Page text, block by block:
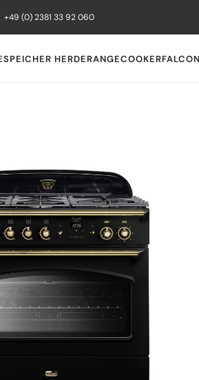
+49 (0) 2381 33 92 060
HERDERANGECOOKER